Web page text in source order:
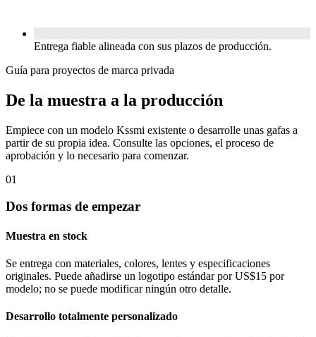
Entrega fiable alineada con sus plazos de producción.
Guía para proyectos de marca privada
De la muestra a la producción
Empiece con un modelo Kssmi existente o desarrolle unas gafas a
partir de su propia idea. Consulte las opciones, el proceso de
aprobación y lo necesario para comenzar.
01
Dos formas de empezar
Muestra en stock
Se entrega con materiales, colores, lentes y especificaciones
originales. Puede añadirse un logotipo estándar por US$15 por
modelo; no se puede modificar ningún otro detalle.
Desarrollo totalmente personalizado